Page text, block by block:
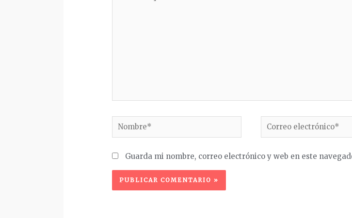
Nombre*
Correo
electrónico*
Guarda mi nombre, correo electrónico y web en este